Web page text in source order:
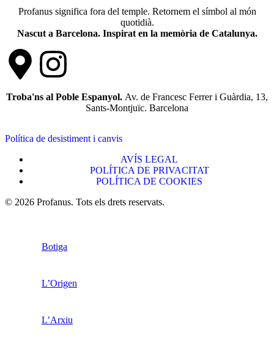
Profanus significa fora del temple. Retornem el símbol al món
quotidià.
Nascut a Barcelona. Inspirat en la memòria de Catalunya.
Troba'ns al Poble Espanyol. Av. de Francesc Ferrer i Guàrdia, 13,
Sants-Montjuïc. Barcelona
Política de desistiment i canvis
AVÍS LEGAL
POLÍTICA DE PRIVACITAT
POLÍTICA DE COOKIES
© 2026 Profanus. Tots els drets reservats.
Botiga
L’Origen
L’Arxiu